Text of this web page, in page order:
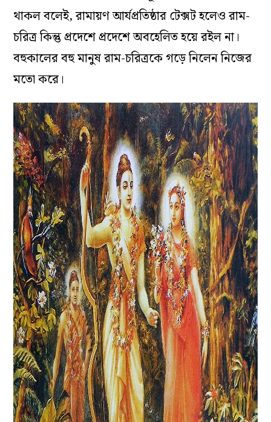
থাকল বলেই, রামায়ণ আর্যপ্রতিষ্ঠার টেক্সট হলেও রাম-
চরিত্র কিন্তু প্রদেশে প্রদেশে অবহেলিত হয়ে রইল না।
বহুকালের বহু মানুষ রাম-চরিত্রকে গড়ে নিলেন নিজের
মতো করে।